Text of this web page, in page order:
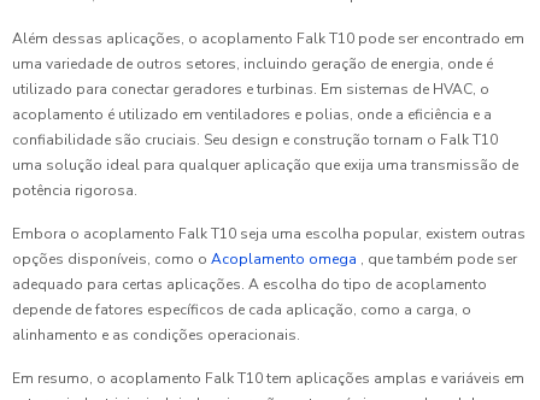
Além dessas aplicações, o acoplamento Falk T10 pode ser encontrado em
uma variedade de outros setores, incluindo geração de energia, onde é
utilizado para conectar geradores e turbinas. Em sistemas de HVAC, o
acoplamento é utilizado em ventiladores e polias, onde a eficiência e a
confiabilidade são cruciais. Seu design e construção tornam o Falk T10
uma solução ideal para qualquer aplicação que exija uma transmissão de
potência rigorosa.
Embora o acoplamento Falk T10 seja uma escolha popular, existem outras
opções disponíveis, como o Acoplamento omega , que também pode ser
adequado para certas aplicações. A escolha do tipo de acoplamento
depende de fatores específicos de cada aplicação, como a carga, o
alinhamento e as condições operacionais.
Em resumo, o acoplamento Falk T10 tem aplicações amplas e variáveis em